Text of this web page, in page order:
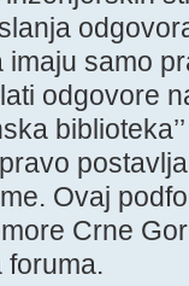
samo
odgovore
Ovaj
Crne
foruma.